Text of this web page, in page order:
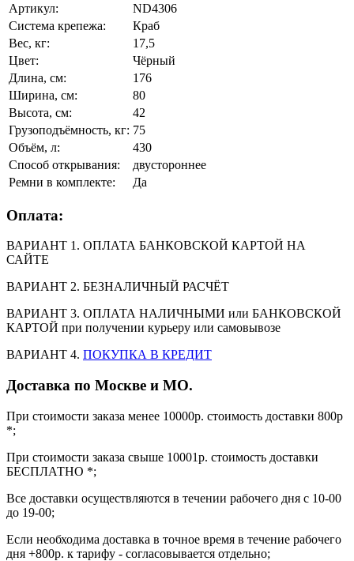
Артикул:
ND4306
Система крепежа:
Краб
Вес, кг:
17,5
Цвет:
Чёрный
Длина, см:
176
Ширина, см:
80
Высота, см:
42
Грузоподъёмность, кг: 75
Объём, л:
430
Способ открывания:
двустороннее
Ремни в комплекте:
Да
Оплата:
ВАРИАНТ 1. ОПЛАТА БАНКОВСКОЙ КАРТОЙ НА
САЙТЕ
ВАРИАНТ 2. БЕЗНАЛИЧНЫЙ РАСЧЁТ
ВАРИАНТ 3. ОПЛАТА НАЛИЧНЫМИ или БАНКОВСКОЙ
КАРТОЙ при получении курьеру или самовывозе
ВАРИАНТ 4. ПОКУПКА В КРЕДИТ
Доставка по Москве и МО.
При стоимости заказа менее 10000р. стоимость доставки 800р
*;
При стоимости заказа свыше 10001р. стоимость доставки
БЕСПЛАТНО *;
Все доставки осуществляются в течении рабочего дня с 10-00
до 19-00;
Если необходима доставка в точное время в течение рабочего
дня +800р. к тарифу - согласовывается отдельно;